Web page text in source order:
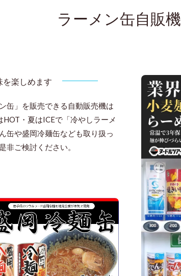
ラーメン缶自販機
を楽しめます
缶」を販売できる自動販売機は
・夏はICEで「冷やしラーメ
缶や盛岡冷麺缶なども取り扱っ
非ご検討ください。